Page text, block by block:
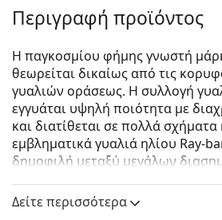
Περιγραφή προϊόντος
Η παγκοσμίου φήμης γνωστή
θεωρείται δικαίως από τις
γυαλιών οράσεως. Η συλλογή
εγγυάται υψηλή ποιότητα με
και διατίθεται σε πολλά
εμβληματικά γυαλιά ηλίου Ray-
δημοφιλή μεταξύ μεγάλων
Ray-Ban 0RB0707S 66413F 53
Δείτε περισσότερα